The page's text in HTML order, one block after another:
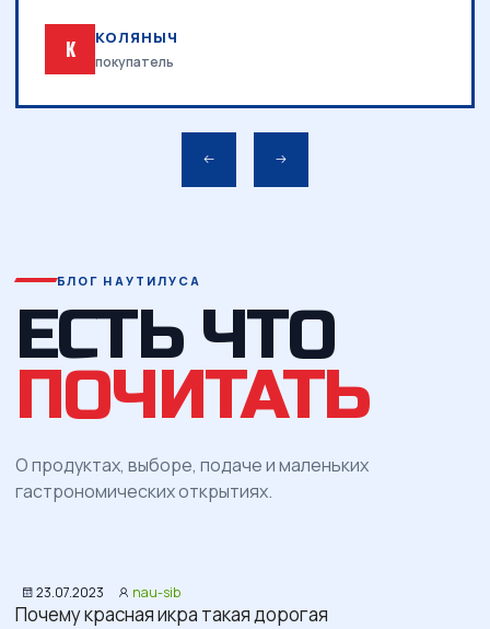
К КОЛЯНЫЧ
покупатель
БЛОГ НАУТИЛУСА
ЕСТЬ ЧТО
ПОЧИТАТЬ
О продуктах, выборе, подаче и маленьких
гастрономических открытиях.
23.07.2023 nau-sib
Почему красная икра такая дорогая